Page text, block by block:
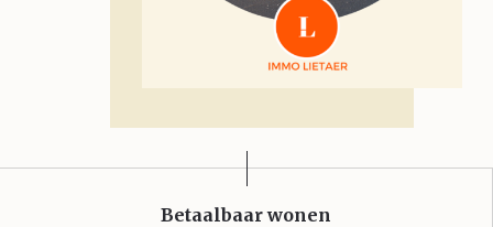
Betaalbaar wonen